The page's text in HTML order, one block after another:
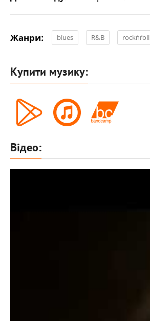
Жанри: blues R&B rock`n`roll
Купити музику:
Відео: